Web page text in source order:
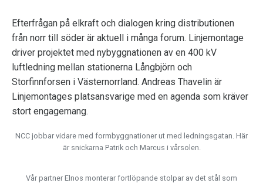
Efterfrågan på elkraft och dialogen kring distributionen
från norr till söder är aktuell i många forum. Linjemontage
driver projektet med nybyggnationen av en 400 kV
luftledning mellan stationerna Långbjörn och
Storfinnforsen i Västernorrland. Andreas Thavelin är
Linjemontages platsansvarige med en agenda som kräver
stort engagemang.
NCC jobbar vidare med formbyggnationer ut med ledningsgatan. Här
är snickarna Patrik och Marcus i vårsolen.
Vår partner Elnos monterar fortlöpande stolpar av det stål som